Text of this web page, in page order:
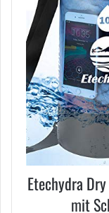
Etechydra
mit